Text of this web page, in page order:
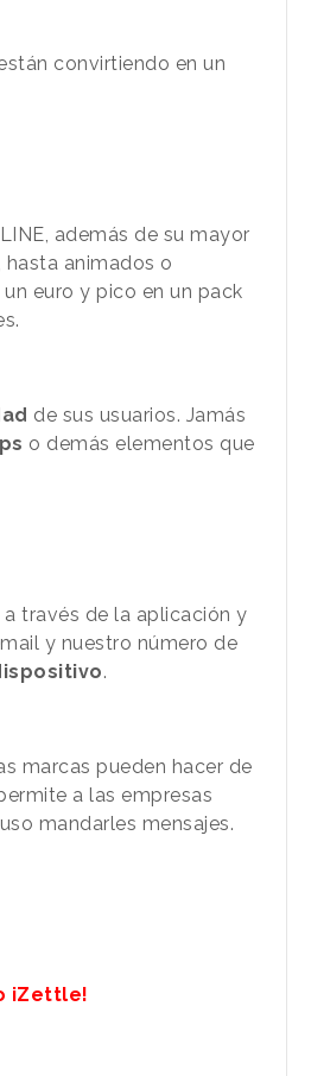
convirtiendo en un
además de su mayor
animados o
euro y pico en un pack
de sus usuarios. Jamás
o demás elementos que
través de la aplicación y
y nuestro número de
.
marcas pueden hacer de
a las empresas
mandarles mensajes.
iZettle!